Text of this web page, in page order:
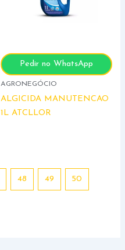
Pedir no WhatsApp
AGRONEGÓCIO
ALGICIDA MANUTENCAO
1L ATCLLOR
48 49 50